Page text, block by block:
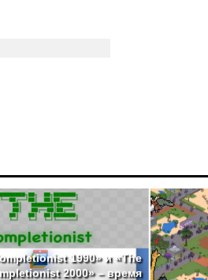
1990» и «The
2000» – время